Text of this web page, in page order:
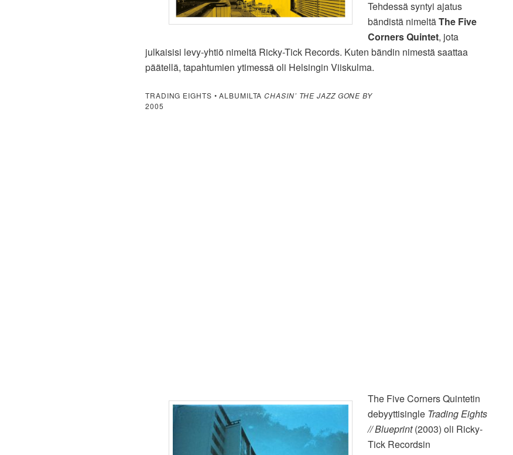
Tehdessä syntyi ajatus
bändistä nimeltäThe Five
Corners Quintet, jota
julkaisisi levy-yhtiö nimeltä Ricky-Tick Records. Kuten bändin nimestä saattaa
päätellä, tapahtumien ytimessä oli Helsingin Viiskulma.
TRADING EIGHTS • ALBUMILTACHASIN’ THE JAZZ GONE BY
2005
The Five Corners Quintetin
debyyttisingle Trading Eights
// Blueprint(2003) oli Ricky-
Tick Recordsin